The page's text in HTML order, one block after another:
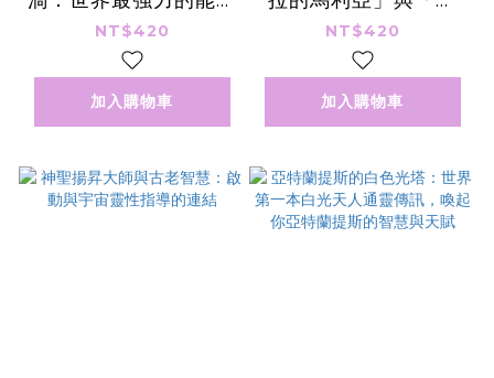
中心，與其通靈、療
癒、轉化紀實
NT$420
加入購物車
慾、祕密知識女神」
NT$420
加入購物車